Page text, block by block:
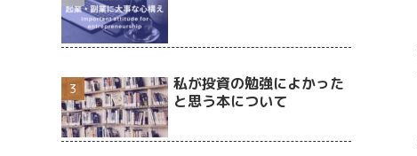
私が投資の勉強によかった
と思う本について